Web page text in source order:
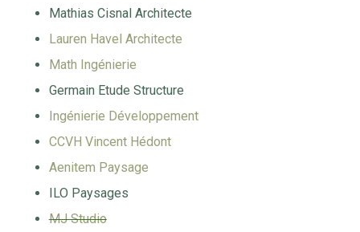
Mathias Cisnal Architecte
Lauren Havel Architecte
Math Ingénierie
Germain Etude Structure
Ingénierie Développement
CCVH Vincent Hédont
Aenitem Paysage
ILO Paysages
MJ Studio